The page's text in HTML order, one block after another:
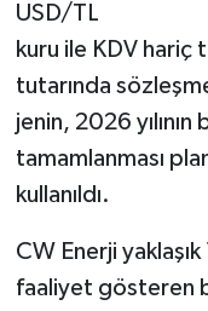
USD/TL
kuru ile KDV
tutarında
jenin, 2026
tamamlanması
kullanıldı.
CW Enerji
faaliyet gösteren